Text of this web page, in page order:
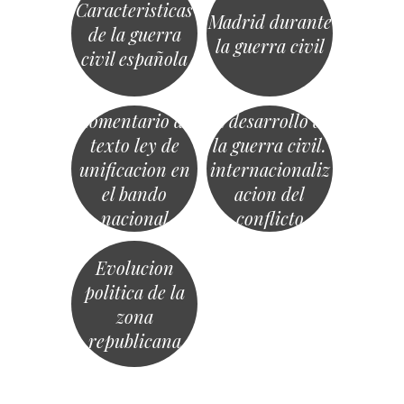
guerra y luego
se procedería a
la detención y
eliminación de
los principales
Caracteristicas
de la guerra
civil española
Madrid durante
la guerra civil
Comentario de
texto ley de
unificacion en
el bando
nacional
El desarrollo de
la guerra civil.
internacionaliz
acion del
conflicto
Evolucion
politica de la
zona
republicana